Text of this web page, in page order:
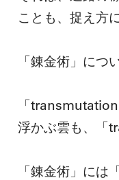
ことも、捉え方
「錬金術」につ
「
浮かぶ雲も、「
「錬金術」には